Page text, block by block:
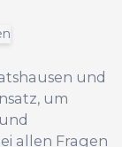
und
um
allen Fragen